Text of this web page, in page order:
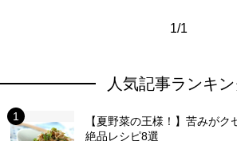
1/1
人気記事ランキ
【夏野菜の王様！】苦みが
絶品レシピ8選